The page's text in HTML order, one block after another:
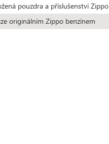
pouzdra a příslušenství Zippo
originálním Zippo benzínem